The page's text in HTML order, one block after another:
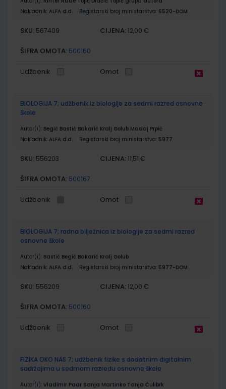
Nakladnik: ALFA d.d. Registarski broj ministarstva: 6520-DOM
SKU: 567409 CIJENA: 12,00 €
ŠIFRA OMOTA: 500160
Udžbenik Omot
BIOLOGIJA 7; udžbenik iz biologije za sedmi razred osnovne
škole
Autor(i): Begić Bastić Bakarić Kralj Golub Madaj Prpić
Nakladnik: ALFA d.d. Registarski broj ministarstva: 5977
SKU: 556203 CIJENA: 11,51 €
ŠIFRA OMOTA: 500167
Udžbenik Omot
BIOLOGIJA 7; radna bilježnica iz biologije za sedmi razred
osnovne škole
Autor(i): Bastić Begić Bakarić Kralj Golub
Nakladnik: ALFA d.d. Registarski broj ministarstva: 5977-DOM
SKU: 556209 CIJENA: 12,00 €
ŠIFRA OMOTA: 500160
Udžbenik Omot
FIZIKA OKO NAS 7; udžbenik fizike s dodatnim digitalnim
sadržajima u sedmom razredu osnovne škole
Autor(i): Vladimir Paar Sanja Martinko Tanja Ćulibrk